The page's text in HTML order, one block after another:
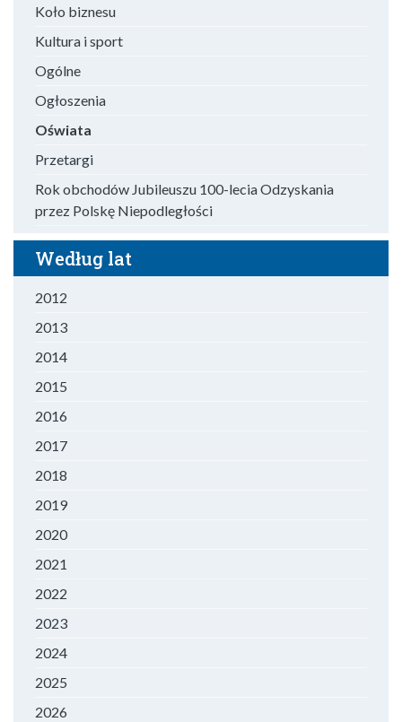
Koło biznesu
Kultura i sport
Ogólne
Ogłoszenia
Oświata
Przetargi
Rok obchodów Jubileuszu 100-lecia Odzyskania
przez Polskę Niepodległości
Według lat
2012
2013
2014
2015
2016
2017
2018
2019
2020
2021
2022
2023
2024
2025
2026